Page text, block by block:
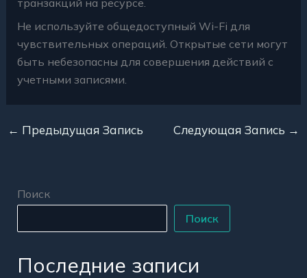
Не используйте общедоступный Wi-Fi для
чувствительных операций. Открытые сети могут
быть небезопасны для совершения действий с
учетными записями.
← Предыдущая Запись Следующая Запись →
Поиск
Поиск
Последние записи